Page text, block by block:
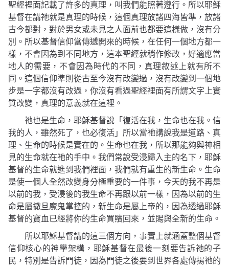
聖經裡面記載了許多的真理，叫我們能照著遵行。所以耶穌
基督在講祂就是真理的時候，這個真理放諸四海皆準，放諸
古今都對，對於男女或未見之人面前也都要這樣做，沒有分
別。所以基督信仰當傳遞開來的時候，在任何一個地方都一
樣，不會因為到不同地方，這本聖經就稍作修改，好適應當
地人的需要，不會因為時代的不同，真理敘述上就有所不
同。這個信仰準則從古至今沒有改變過，沒有改變到一個地
步是一字都沒有改過，你沒有看過聖經裡面有所謂文字上實
質改變，真理的意義就在這裡。
祂也是生命，耶穌基督說 「復活在我，生命也在我。信
我的人，雖然死了，也必復活」 所以當祂講說我是道路、真
理、生命的時候是實在的。生命也在我，所以那能夠與神相
見的生命就在祂的手中。我們常說受浸歸入主的名下，耶穌
基督的生命就進到我們裡面，我們就有重生的新生命。生命
是使一個人全然改變身分極重要的一件事，今天的我不再是
以前的我，受浸後的我生命不再跟以前一樣，因為以前的生
命是屬撒旦魔鬼掌控的，新生命是屬上帝的，因為透過耶穌
基督的寶血已經將你的生命買贖回來，並賜與全新的生命。
所以耶穌基督講的這三個方向，事實上就涵蓋整個基督
信仰核心的神學架構，耶穌基督在最後一刻要告訴祂的子
民，特別是告訴門徒，因為門徒之後要到世界各處傳揚祂的